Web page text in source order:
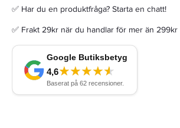
✅ Har du en produktfråga? Starta en chatt!
✅ Frakt 29kr när du handlar för mer än 299kr